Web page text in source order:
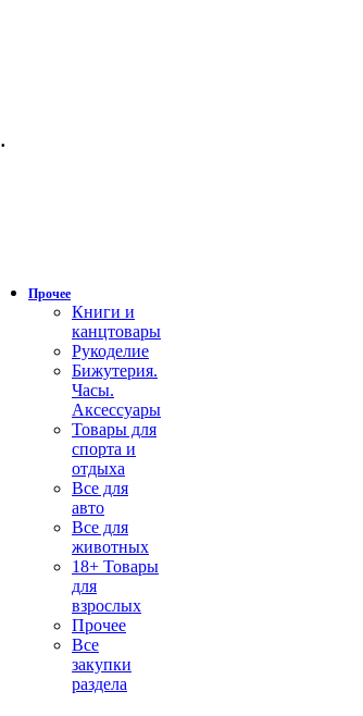
.
Прочее
Книги и
канцтовары
Рукоделие
Бижутерия.
Часы.
Аксессуары
Товары для
спорта и
отдыха
Все для
авто
Все для
животных
18+ Товары
для
взрослых
Прочее
Все
закупки
раздела